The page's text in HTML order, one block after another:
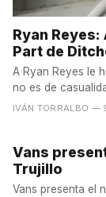
Ryan
Part de
A Ryan Reyes le
no es de
IVÁN TORRALBO —
Vans
Trujillo
Vans presenta el